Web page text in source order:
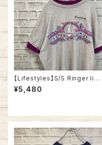
【Lifestyles】S/S Ringer like
Tee XL 90s Made in USA v
intage リンガーライク レイヤ
グルステッチ アメリカ USA レト
ロ 古着
¥5,480